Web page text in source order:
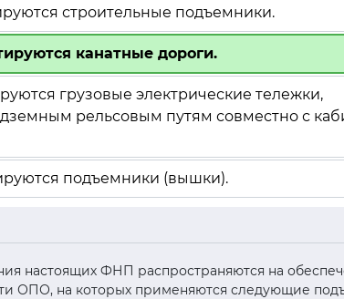
строительные подъемники.
канатные дороги.
грузовые электрические тележки,
рельсовым путям совместно с
подъемники (вышки).
настоящих ФНП распространяются на
ОПО, на которых применяются следующие